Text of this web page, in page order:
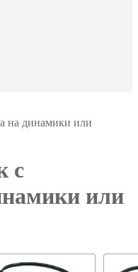
на динамики или
с
или